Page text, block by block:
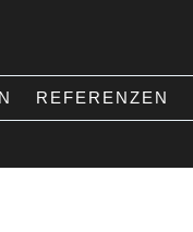
REFERENZEN